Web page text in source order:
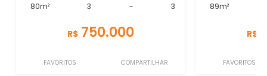
80m² 3 - 3
R$ 750.000
FAVORITOS COMPARTILHAR
89m²
R$
FAVORITOS